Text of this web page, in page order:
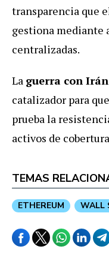
transparencia que
gestiona mediante
centralizadas.
La guerra con Irán
catalizador para
prueba la
activos de
TEMAS
ETHEREUM WALL